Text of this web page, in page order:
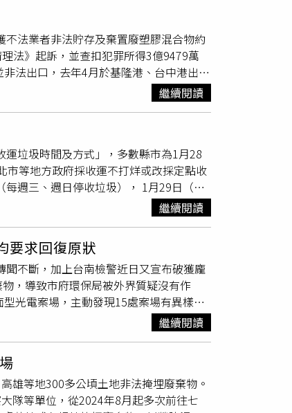
日舉辦一系列地球日活動，今年地球日
境部會會稽查開發行為有無違反環評承
天出席地球日活動。（圖／中國時報林
明。環管署 長顏旭明說，業者於環評時承
鑑識會議，確認是否有依環評承諾一定
法業者非法貯存及棄置廢塑膠混合物約
法》起訴，並查扣犯罪所得3億9479萬
許可，以塑膠原料名義將廢塑膠混合物輸
筆數據資料鎖定該公司車輛運輸動向，追
將受委託清除廢棄物送往合法處理廠，
續環境清理及復原成本預估高達將近2
依違反《廢棄物清理法》第38條規定告
檢署已依涉犯《廢棄物清理法》第46條
繼續閱讀
垃圾時間及方式」，多數縣市為1月28
市等地方政府採收運不打烊或改採定點收
週三、週日停收垃圾）， 1月29日（初
限時收受點排出垃圾，巨大垃圾1月28日
「各縣市春節期間收運垃圾時間及方
、殺蟲劑或噴漆等壓力容器，應依回收
釀成爆炸導致清潔人員受傷。顏旭明提
員要循政風程序回報、造成更多困擾，
忠偉提醒，春節期間是繼中元普渡、清
方式或可透過「紙錢集中燒」，避免因
繼續閱讀
要求回復原狀
不斷，加上台南檢警近日又宣布破獲龐
，導致市府環保局被外界質疑沒有作
光電案場，主動發現15處案場有異樣，
管制。許仁澤指出，該局從2023年至
一步邀集環境部環境管理署、經濟部產業
位及局處聯合會勘，並開挖共36處有問
埋營建混合物、1處為底渣再利用產品，
檢偵辦。另為預防不肖業者利用太陽光
面照片，核准後施工前應架設案場縮時
繼續閱讀
雄等地300多公頃土地非法掩埋廢棄物。
隊等單位，從2024年8月起多次前往七